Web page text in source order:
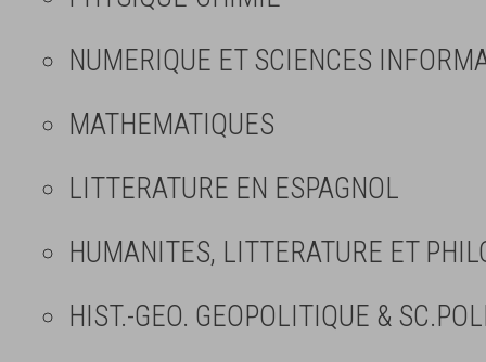
NUMERIQUE ET SCIENCES
MATHEMATIQUES
LITTERATURE EN ESPAGNOL
HUMANITES, LITTERATURE ET
HIST.-GEO. GEOPOLITIQUE &